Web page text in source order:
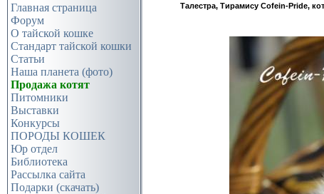
Главная страница
Форум
О тайской кошке
Стандарт тайской кошки
Статьи
Наша планета (фото)
Продажа котят
Питомники
Выставки
Конкурсы
ПОРОДЫ КОШЕК
Юр отдел
Библиотека
Рассылка сайта
Подарки (скачать)
Талестра, Тирамису Cofein-Pride,